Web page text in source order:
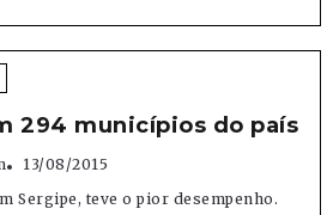
294 municípios do país
13/08/2015
Sergipe, teve o pior desempenho.